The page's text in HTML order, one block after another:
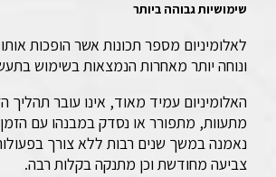
שימושיות גבוהה ביותר
לאלומיניום מספר תכונות אשר הופכות
ונוחה יותר מאחרות הנמצאות בשימוש
האלומיניום עמיד מאוד, אינו עובר תהליך
מתעוות, מתפורר או נסדק במבנהו עם
נאמנה במשך שנים רבות ללא צורך
צביעה מחודשת וכן מתנקה בקלות רבה.